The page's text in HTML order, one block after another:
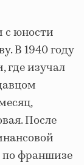
с юности
В 1940 году
где изучал
После
франшизе